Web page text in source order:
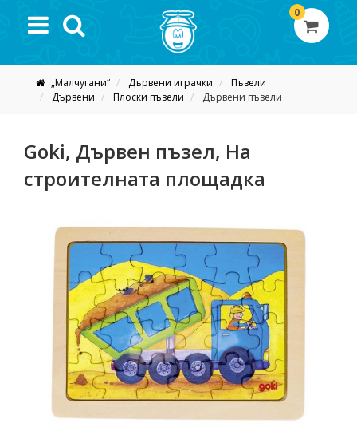
0
„Малчугани“ Дървени играчки
Пъзели
Дървени
Плоски пъзели Дървени пъзели
Goki, Дървен пъзел, На
строителната площадка